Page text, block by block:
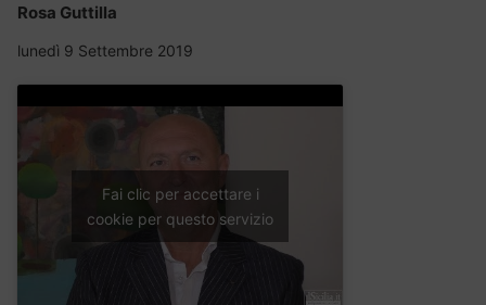
Rosa Guttilla
lunedì 9 Settembre 2019
Fai clic per accettare i
cookie per questo servizio